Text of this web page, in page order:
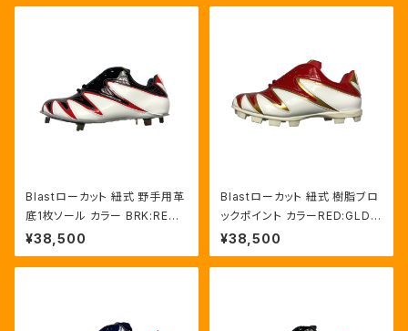
Blastローカット 紐式 野手用革
底1枚ソール カラー BRK:RED/
HWT
¥38,500
Blastローカット 紐式 樹脂ブロ
ックポイント カラーRED:GLD/
HWT
¥38,500